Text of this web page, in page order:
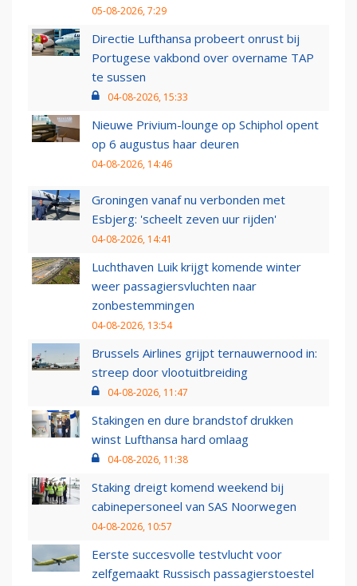
05-08-2026, 7:29
Directie Lufthansa probeert onrust bij
Portugese vakbond over overname TAP
te sussen
04-08-2026, 15:33
Nieuwe Privium-lounge op Schiphol opent
op 6 augustus haar deuren
04-08-2026, 14:46
Groningen vanaf nu verbonden met
Esbjerg: 'scheelt zeven uur rijden'
04-08-2026, 14:41
Luchthaven Luik krijgt komende winter
weer passagiersvluchten naar
zonbestemmingen
04-08-2026, 13:54
Brussels Airlines grijpt ternauwernood in:
streep door vlootuitbreiding
04-08-2026, 11:47
Stakingen en dure brandstof drukken
winst Lufthansa hard omlaag
04-08-2026, 11:38
Staking dreigt komend weekend bij
cabinepersoneel van SAS Noorwegen
04-08-2026, 10:57
Eerste succesvolle testvlucht voor
zelfgemaakt Russisch passagierstoestel